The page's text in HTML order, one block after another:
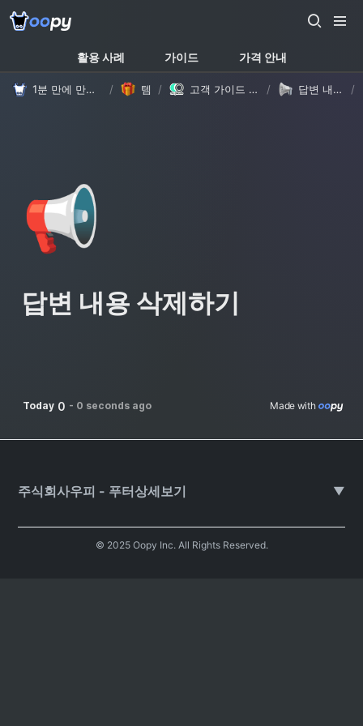
활용 사례 가이드 가격 안내
1분 만에 만드는 노션 웹사이트, 우피! / 템플릿/ 고객 가이드 템플릿 (with Oopy) / 답변 내용 삭제하기 /
📢
답변 내용 삭제하기
Today 0 - 0 seconds ago Made with
주식회사우피 - 푸터상세보기 ▼
© 2025 Oopy Inc. All Rights Reserved.